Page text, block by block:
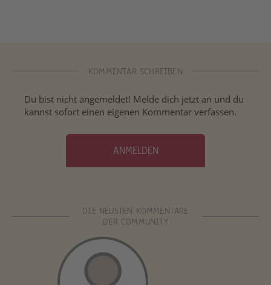
KOMMENTAR SCHREIBEN
Du bist nicht angemeldet! Melde dich jetzt an und du
kannst sofort einen eigenen Kommentar verfassen.
ANMELDEN
DIE NEUSTEN KOMMENTARE
DER COMMUNITY